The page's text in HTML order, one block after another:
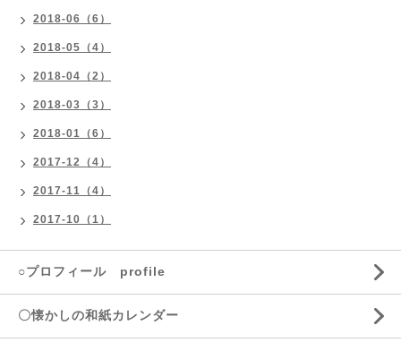
2018-06（6）
2018-05（4）
2018-04（2）
2018-03（3）
2018-01（6）
2017-12（4）
2017-11（4）
2017-10（1）
○プロフィール profile
〇懐かしの和紙カレンダー